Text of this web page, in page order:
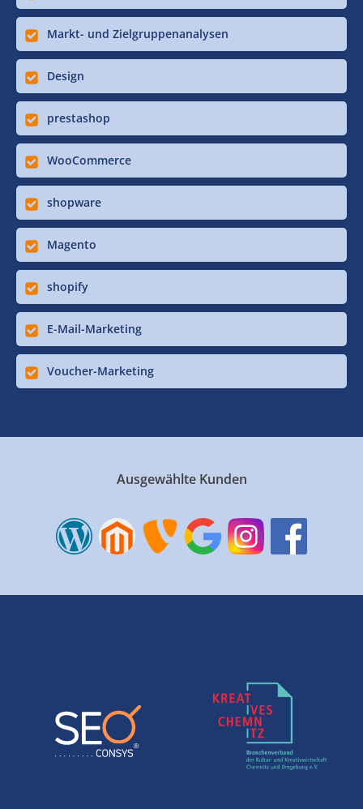
Markt- und Zielgruppenanalysen
Design
prestashop
WooCommerce
shopware
Magento
shopify
E-Mail-Marketing
Voucher-Marketing
Ausgewählte Kunden